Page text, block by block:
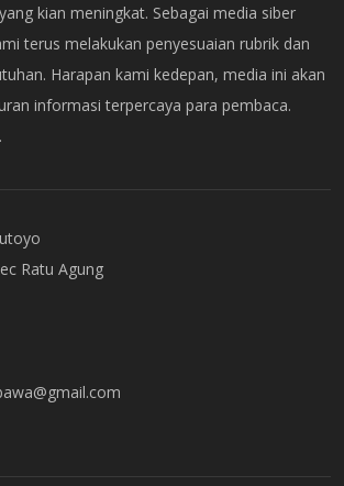
kian meningkat. Sebagai media siber
terus melakukan penyesuaian rubrik dan
Harapan kami kedepan, media ini akan
informasi terpercaya para pembaca.
Ratu Agung